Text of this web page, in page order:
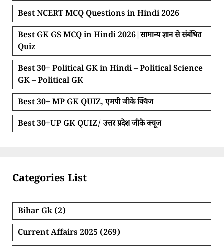
Best NCERT MCQ Questions in Hindi 2026
Best GK GS MCQ in Hindi 2026|सामान्य ज्ञान से संबंधित
Quiz
Best 30+ Political GK in Hindi – Political Science
GK – Political GK
Best 30+ MP GK QUIZ, एमपी जीके क्विज
Best 30+UP GK QUIZ/ उत्तर प्रदेश जीके क्यूज
Categories List
Bihar Gk (2)
Current Affairs 2025 (269)